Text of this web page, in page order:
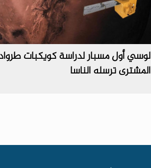
لوسي أول مسبار لدراسة كويكبات
المشترى ترسله الناسا